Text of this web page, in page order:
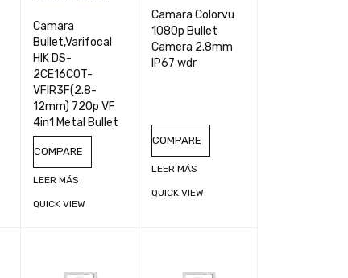
Camara
Bullet,Varifocal
HIK DS-
2CE16C0T-
VFIR3F(2.8-
12mm) 720p VF
4in1 Metal Bullet
COMPARE
LEER MÁS
QUICK VIEW
Camara Colorvu
1080p Bullet
Camera 2.8mm
IP67 wdr
COMPARE
LEER MÁS
QUICK VIEW